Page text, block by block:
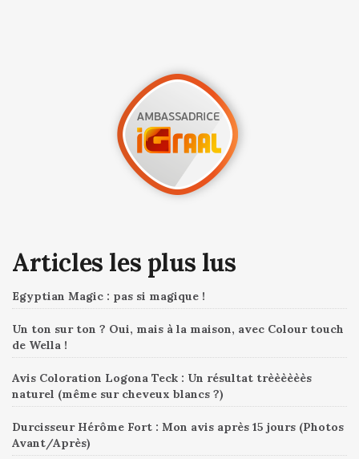
Articles les plus lus
Egyptian Magic : pas si magique !
Un ton sur ton ? Oui, mais à la maison, avec Colour touch
de Wella !
Avis Coloration Logona Teck : Un résultat trèèèèèès
naturel (même sur cheveux blancs ?)
Durcisseur Hérôme Fort : Mon avis après 15 jours (Photos
Avant/Après)